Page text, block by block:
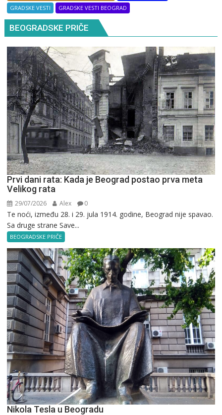
GRADSKE VESTI
GRADSKE VESTI BEOGRAD
BEOGRADSKE PRIČE
Prvi dani rata: Kada je Beograd postao prva meta
Velikog rata
29/07/2026 Alex 0
Te noći, između 28. i 29. jula 1914. godine, Beograd nije spavao.
Sa druge strane Save...
BEOGRADSKE PRIČE
Nikola Tesla u Beogradu